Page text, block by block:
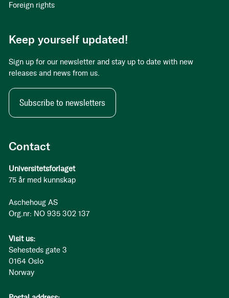
Contact
Universitetsforlaget
75 år med kunnskap
Aschehoug AS
Org.nr: NO 935 302 137
Visit us:
Sehesteds gate 3
0164 Oslo
Norway
Foreign rights
Keep yourself updated!
Sign up for our newsletter and stay up to date with new
releases and news from us.
Subscribe to newsletters